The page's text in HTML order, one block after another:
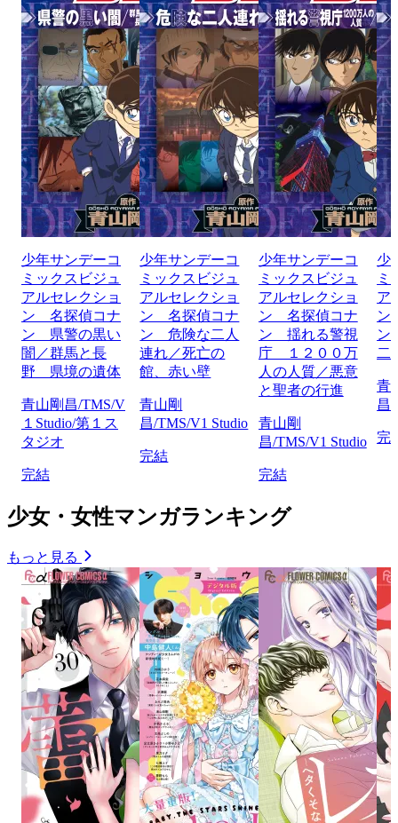
少年サンデーコ
ミックスビジュ
アルセレクショ
ン 名探偵コナ
ン 県警の黒い
闇／群馬と長
野 県境の遺体
青山剛昌/TMS/V
１Studio/第１ス
タジオ
完結
少年サンデーコ
ミックスビジュ
アルセレクショ
ン 名探偵コナ
ン 危険な二人
連れ／死亡の
館、赤い壁
青山剛
昌/TMS/V1 Studio
完結
少年サンデーコ
ミックスビジュ
アルセレクショ
ン 名探偵コナ
ン 揺れる警視
庁 １２００万
人の人質／悪意
と聖者の行進
青山剛
昌/TMS/V1 Studio
完結
少
ミ
ア
ン
ン
二
青
昌
完
少女・女性マンガランキング
もっと見る